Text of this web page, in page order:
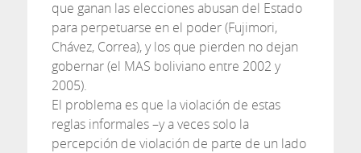
que ganan las elecciones abusan del Estado
para perpetuarse en el poder (Fujimori,
Chávez, Correa), y los que pierden no dejan
gobernar (el MAS boliviano entre 2002 y
2005).
El problema es que la violación de estas
reglas informales –y a veces solo la
percepción de violación de parte de un lado